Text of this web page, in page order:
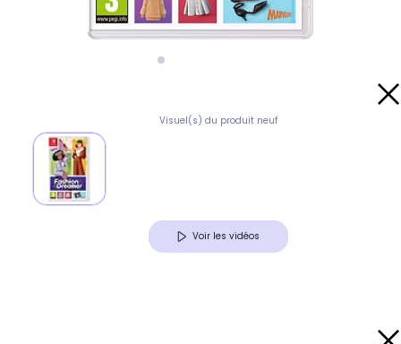
Visuel(s) du produit neuf
Voir les vidéos